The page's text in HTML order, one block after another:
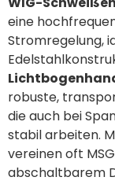
eine
Stromregelung,
robuste,
die auch bei
stabil arbeiten.
vereinen oft
abschaltbarem